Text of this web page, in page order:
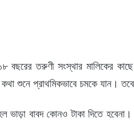
বছরের তরুণী সংস্থার মালিকের
শুনে প্রাথমিকভাবে চমকে যান। তবে
ভাড়া বাবদ কোনও টাকা দিতে